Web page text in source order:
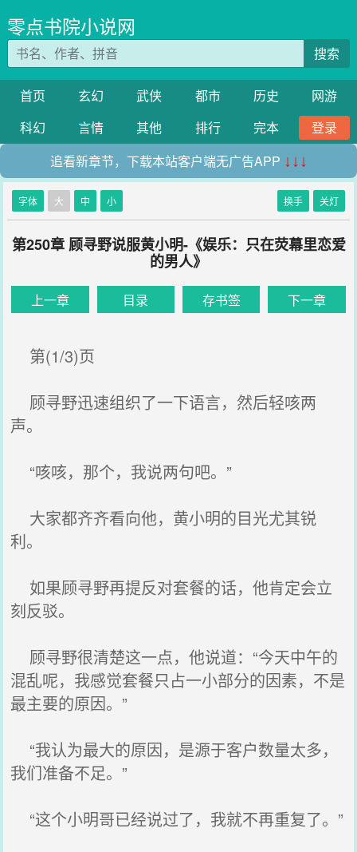
零点书院小说网
搜索
首页 玄幻 武侠 都市 历史
网游
科幻
言情 其他 排行 完本
登录
追看新章节，下载本站客户端无广告APP ↓↓↓
字体 大 中 小 换手 关灯
第250章 顾寻野说服黄小明-《娱乐：只在荧幕里恋爱
的男人》
上一章 目录 存书签 下一章
第(1/3)页
顾寻野迅速组织了一下语言，然后轻咳两
声。
“咳咳，那个，我说两句吧。”
大家都齐齐看向他，黄小明的目光尤其锐
利。
如果顾寻野再提反对套餐的话，他肯定会立
刻反驳。
顾寻野很清楚这一点，他说道：“今天中午的
混乱呢，我感觉套餐只占一小部分的因素，不是
最主要的原因。”
“我认为最大的原因，是源于客户数量太多，
我们准备不足。”
“这个小明哥已经说过了，我就不再重复了。”